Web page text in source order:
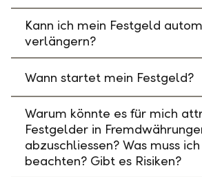
Kann ich mein Festgeld
verlängern?
Wann startet mein Festgeld?
Warum könnte es für mich
Festgelder in
abzuschliessen? Was muss
beachten? Gibt es Risiken?